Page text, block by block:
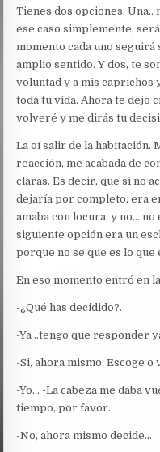
Tienes dos opciones. Una..
ese caso simplemente,
momento cada uno seguirá
amplio sentido. Y dos, te
voluntad y a mis caprichos
toda tu vida. Ahora te dejo
volveré y me dirás tu
La oí salir de la habitación.
reacción, me acabada de
claras. Es decir, que si no
dejaría por completo, era
amaba con locura, y no…
siguiente opción era un
porque no se que es lo que
En eso momento entró en
-¿Qué has decidido?.
-Ya ..tengo que responder
-Si, ahora mismo. Escoge
-Yo… -La cabeza me daba
tiempo, por favor.
-No, ahora mismo decide…